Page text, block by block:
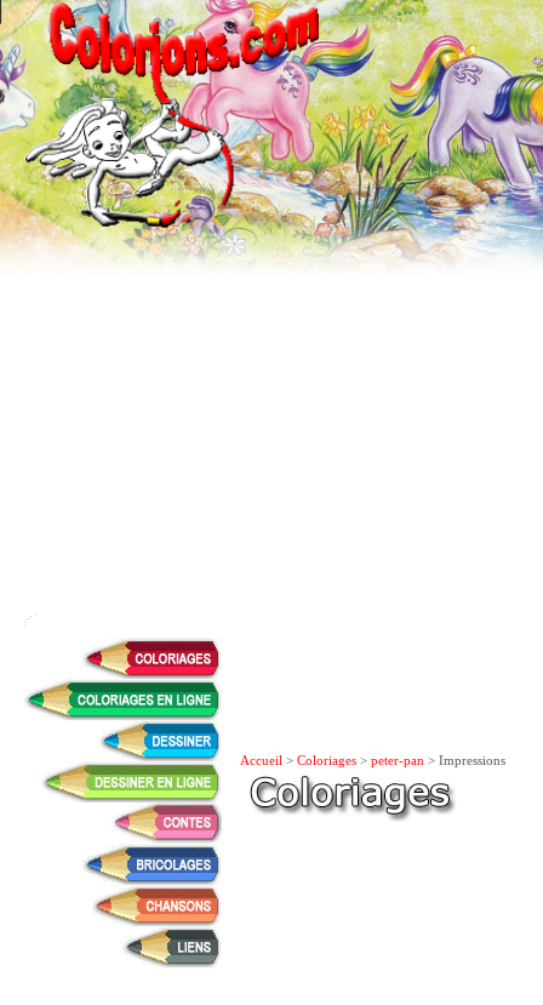
Accueil > Coloriages > peter-pan > Impressions